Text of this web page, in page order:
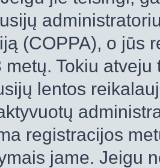
(COPPA), o jūs
metų. Tokiu
lentos
registracijos
jame. Jeigu